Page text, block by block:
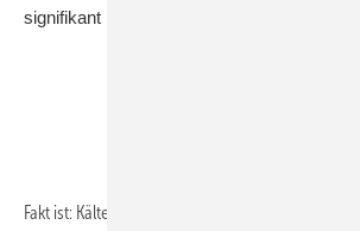
signifikant begrenzt wird.
Fakt ist: Kältemittel mit einem hohen GWP